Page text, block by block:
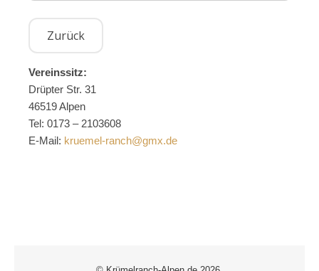
Vereinssitz:
Drüpter Str. 31
46519 Alpen
Tel: 0173 – 2103608
E-Mail: kruemel-ranch@gmx.de